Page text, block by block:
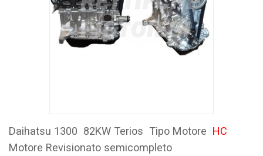
Daihatsu 1300 82KW Terios Tipo Motore HC
Motore Revisionato semicompleto